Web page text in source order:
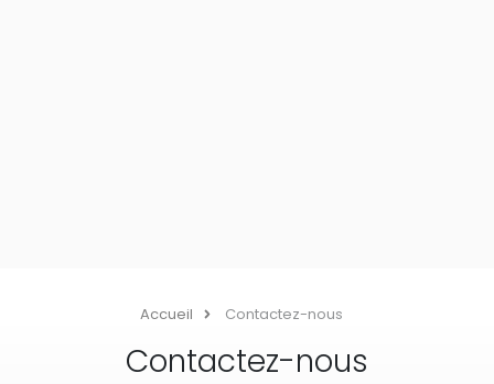
Accueil Contactez-nous
Contactez-nous